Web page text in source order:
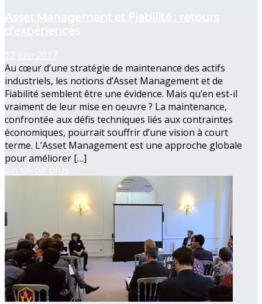
Au cœur d’une stratégie de maintenance des actifs
industriels, les notions d’Asset Management et de
Fiabilité semblent être une évidence. Mais qu’en est-il
vraiment de leur mise en oeuvre ? La maintenance,
confrontée aux défis techniques liés aux contraintes
économiques, pourrait souffrir d’une vision à court
terme. L’Asset Management est une approche globale
pour améliorer […]